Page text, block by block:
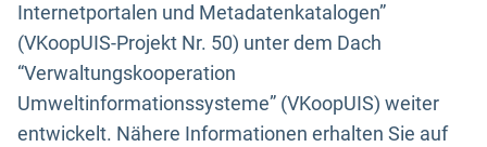
Internetportalen und Metadatenkatalogen”
(VKoopUIS-Projekt Nr. 50) unter dem Dach
“Verwaltungskooperation
Umweltinformationssysteme” (VKoopUIS) weiter
entwickelt. Nähere Informationen erhalten Sie auf